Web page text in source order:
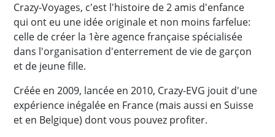
Crazy-Voyages, c'est l'histoire de 2 amis d'enfance
qui ont eu une idée originale et non moins farfelue:
celle de créer la 1ère agence française spécialisée
dans l'organisation d'enterrement de vie de garçon
et de jeune fille.
Créée en 2009, lancée en 2010, Crazy-EVG jouit d'une
expérience inégalée en France (mais aussi en Suisse
et en Belgique) dont vous pouvez profiter.